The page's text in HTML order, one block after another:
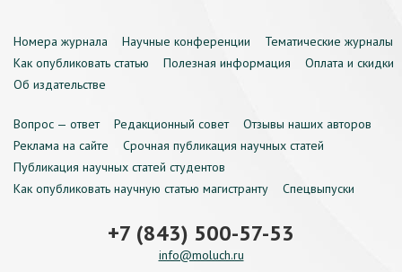
Номера журнала Научные конференции
Тематические журналы
Как опубликовать статью
Полезная информация
Оплата и скидки
Об издательстве
Вопрос — ответ Редакционный совет
Отзывы наших авторов
Реклама на сайте
Срочная публикация научных статей
Публикация научных статей студентов
Как опубликовать научную статью магистранту
Спецвыпуски
+7 (843) 500-57-53
info@moluch.ru